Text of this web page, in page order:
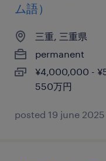
ム語）
三重, 三重県
permanent
¥4,000,000 -
550万円
posted 19 june 2025